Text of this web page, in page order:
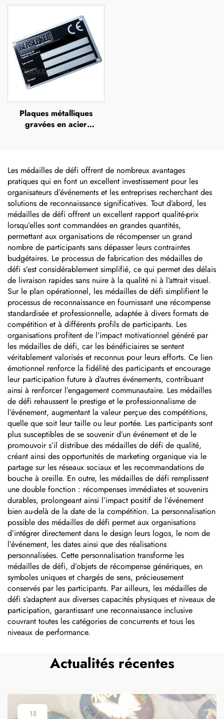
inoxydable, étiquette
métallique avec logo en
relief
Plaques métalliques
gravées en acier
logo
Les médailles de défi offrent de nombreux avantages
pratiques qui en font un excellent investissement pour les
organisateurs d’événements et les entreprises recherchant des
solutions de reconnaissance significatives. Tout d’abord, les
médailles de défi offrent un excellent rapport qualité-prix
lorsqu’elles sont commandées en grandes quantités,
permettant aux organisations de récompenser un grand
nombre de participants sans dépasser leurs contraintes
budgétaires. Le processus de fabrication des médailles de
défi s’est considérablement simplifié, ce qui permet des délais
de livraison rapides sans nuire à la qualité ni à l’attrait visuel.
Sur le plan opérationnel, les médailles de défi simplifient le
processus de reconnaissance en fournissant une récompense
standardisée et professionnelle, adaptée à divers formats de
compétition et à différents profils de participants. Les
organisations profitent de l’impact motivationnel généré par
les médailles de défi, car les bénéficiaires se sentent
véritablement valorisés et reconnus pour leurs efforts. Ce lien
émotionnel renforce la fidélité des participants et encourage
leur participation future à d’autres événements, contribuant
ainsi à renforcer l’engagement communautaire. Les médailles
de défi rehaussent le prestige et le professionnalisme de
l’événement, augmentant la valeur perçue des compétitions,
quelle que soit leur taille ou leur portée. Les participants sont
plus susceptibles de se souvenir d’un événement et de le
promouvoir s’il distribue des médailles de défi de qualité,
créant ainsi des opportunités de marketing organique via le
partage sur les réseaux sociaux et les recommandations de
bouche à oreille. En outre, les médailles de défi remplissent
une double fonction : récompenses immédiates et souvenirs
durables, prolongeant ainsi l’impact positif de l’événement
bien au-delà de la date de la compétition. La personnalisation
possible des médailles de défi permet aux organisations
d’intégrer directement dans le design leurs logos, le nom de
l’événement, les dates ainsi que des réalisations
personnalisées. Cette personnalisation transforme les
médailles de défi, d’objets de récompense génériques, en
symboles uniques et chargés de sens, précieusement
conservés par les participants. Par ailleurs, les médailles de
défi s’adaptent aux diverses capacités physiques et niveaux de
participation, garantissant une reconnaissance inclusive
couvrant toutes les catégories de concurrents et tous les
niveaux de performance.
Actualités récentes
13